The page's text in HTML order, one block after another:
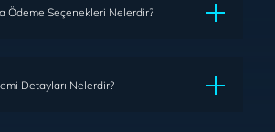
Ödeme Seçenekleri Nelerdir?
Detayları Nelerdir?